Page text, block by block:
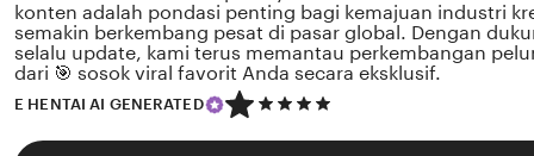
konten adalah pondasi penting bagi kemajuan industri
semakin berkembang pesat di pasar global. Dengan
selalu update, kami terus memantau perkembangan
dari 🎯 sosok viral favorit Anda secara eksklusif.
E HENTAI AI GENERATED
5
out
of